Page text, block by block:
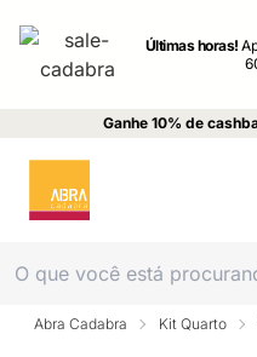
Últimas horas!
Ganhe 10% de
Abra Cadabra Kit Quarto